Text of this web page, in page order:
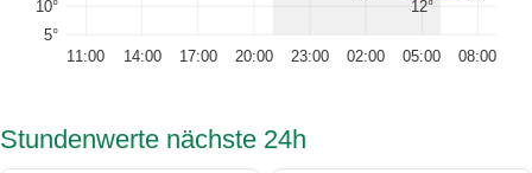
5°
10° 12°
11:00 14:00 17:00 20:00 23:00 02:00 05:00 08:00
Stundenwerte nächste 24h